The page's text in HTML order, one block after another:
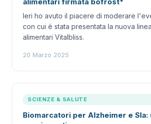
Ieri ho avuto il piacere di moderare
con cui è stata presentata la nuova
alimentari Vitalbliss.
20 Marzo 2025
SCIENZE & SALUTE
Biomarcatori per Alzheimer e